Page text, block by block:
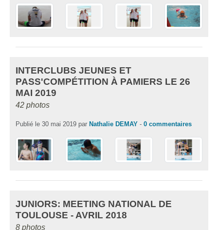
INTERCLUBS JEUNES ET
PASS'COMPÉTITION À PAMIERS LE 26
MAI 2019
42 photos
Publié le 30 mai 2019 par Nathalie DEMAY - 0 commentaires
JUNIORS: MEETING NATIONAL DE
TOULOUSE - AVRIL 2018
8 photos